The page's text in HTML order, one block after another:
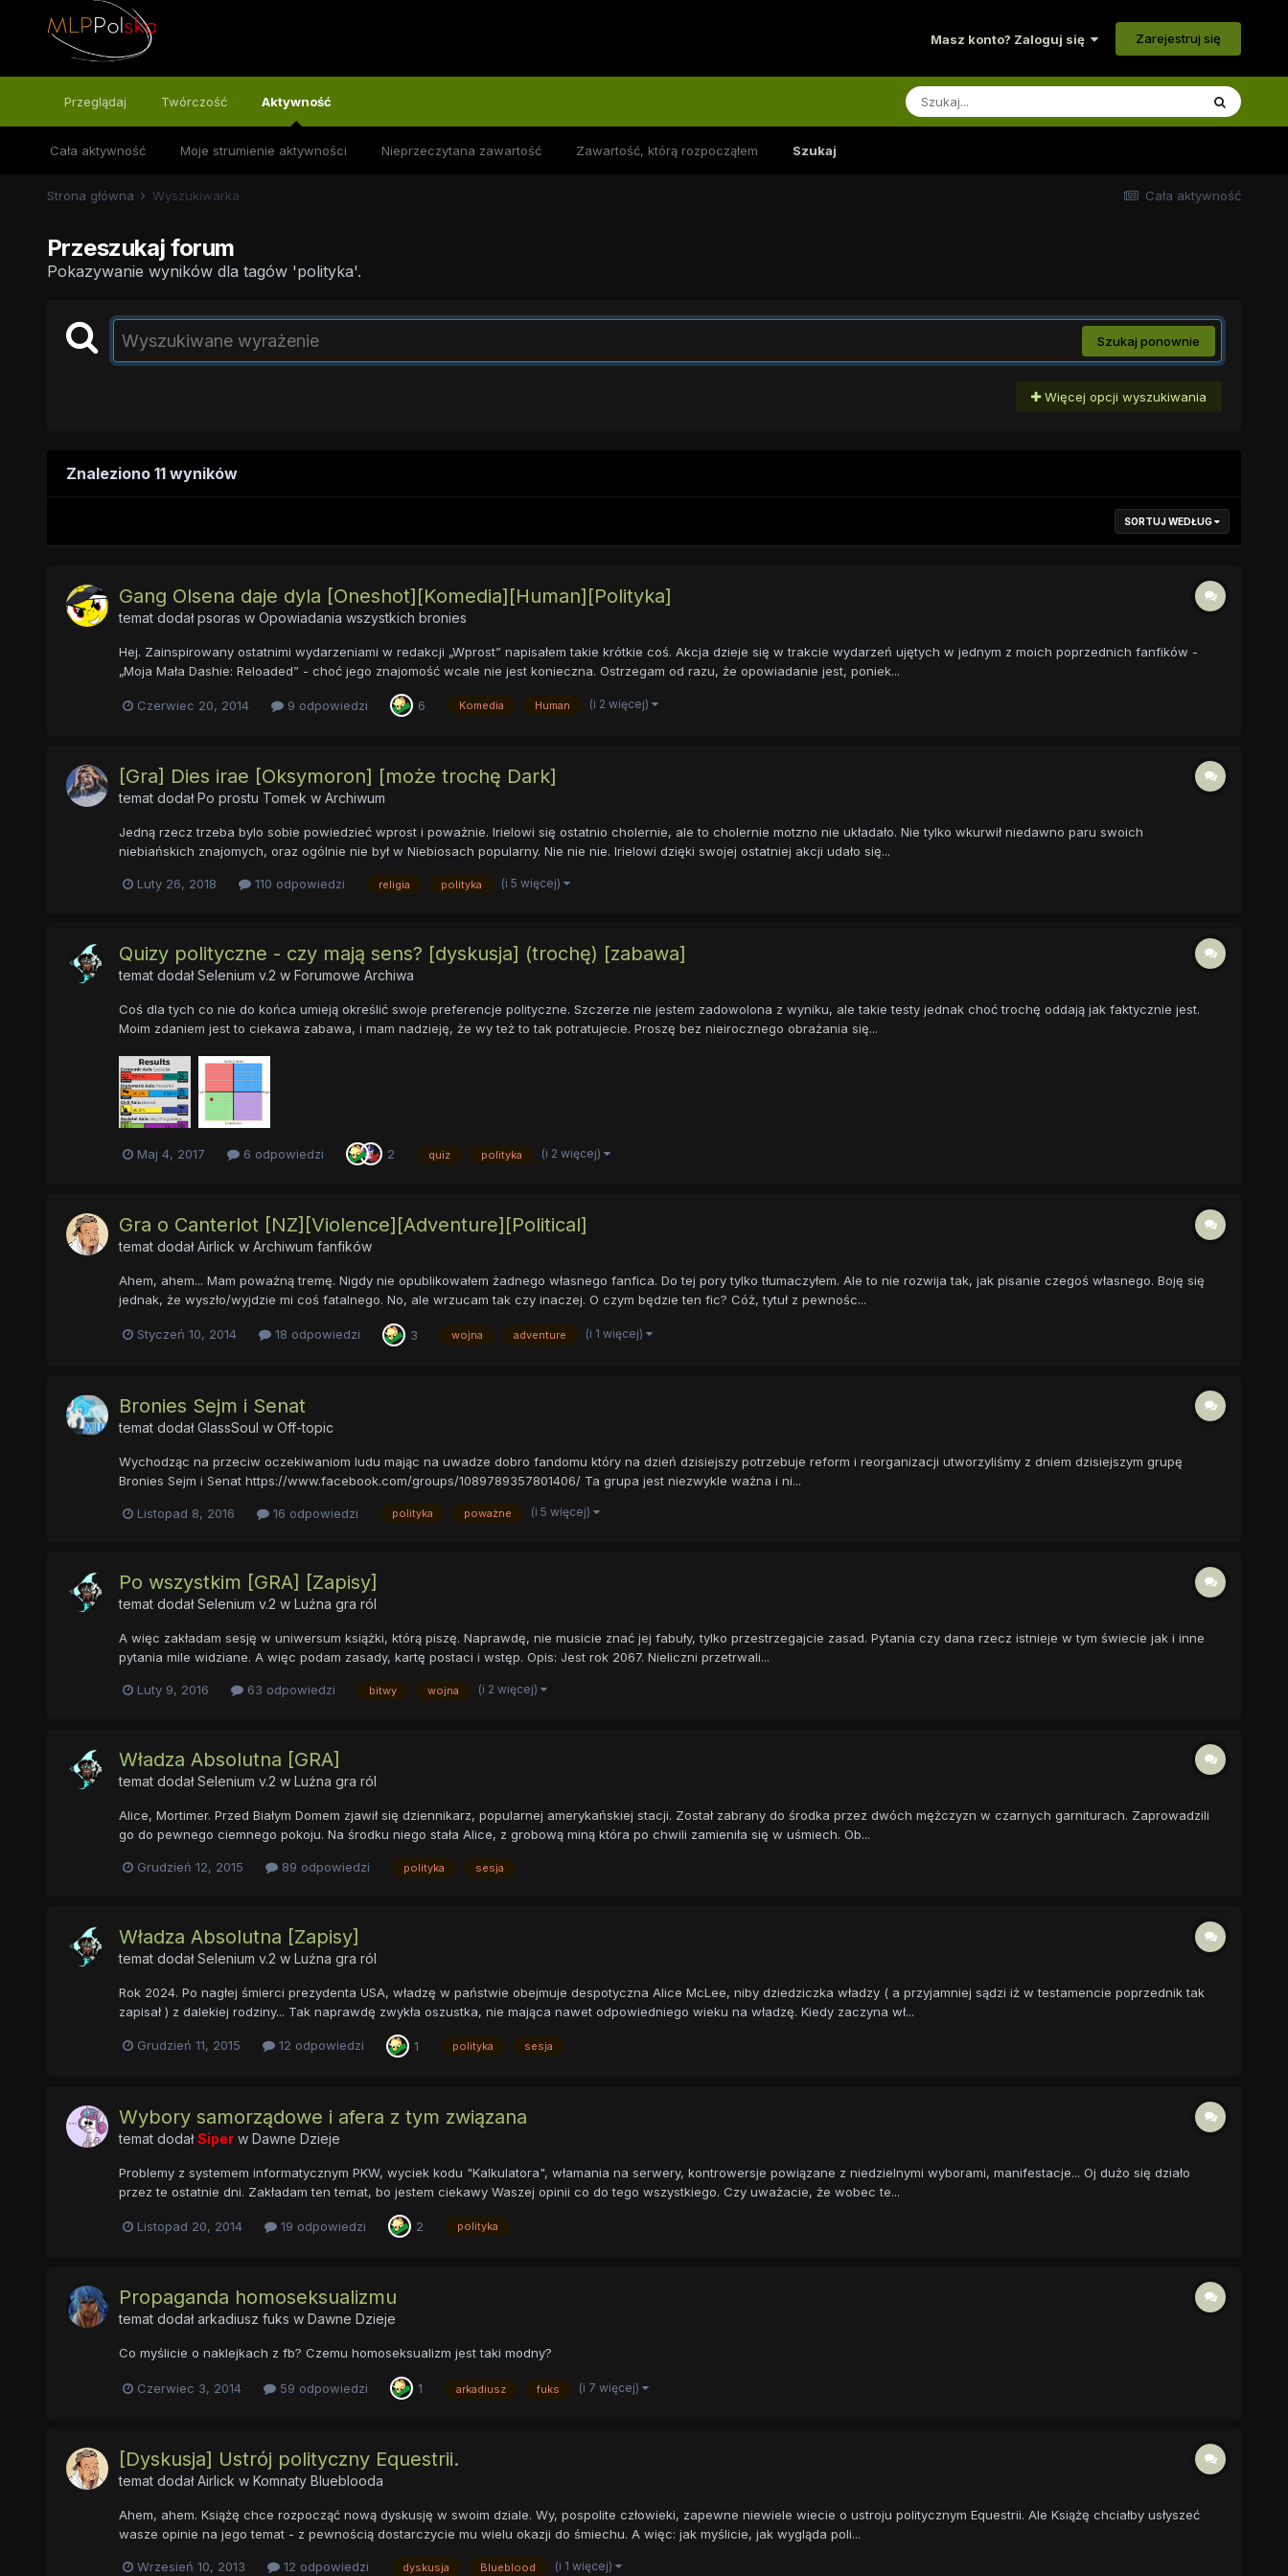
Masz konto? Zaloguj się Zarejestruj się
Przeglądaj Twórczość Aktywność
Cała aktywność Moje strumienie aktywności Nieprzeczytana zawartość Zawartość, którą rozpocząłem Szukaj
Cała aktywność
Strona główna Wyszukiwarka
Przeszukaj forum
Pokazywanie wyników dla tagów 'polityka'.
Szukaj ponownie
Więcej opcji wyszukiwania
Znaleziono 11 wyników
SORTUJ WEDŁUG
Gang Olsena daje dyla [Oneshot][Komedia][Human][Polityka]
temat dodałpsoras w Opowiadania wszystkich bronies
Hej. Zainspirowany ostatnimi wydarzeniami w redakcji „Wprost” napisałem takie krótkie coś. Akcja dzieje się w trakcie wydarzeń ujętych w jednym z moich poprzednich fanfików -
„Moja Mała Dashie: Reloaded” - choć jego znajomość wcale nie jest konieczna. Ostrzegam od razu, że opowiadanie jest, poniek...
Czerwiec 20, 2014 9 odpowiedzi 6 Komedia Human (i 2 więcej)
[Gra] Dies irae [Oksymoron] [może trochę Dark]
temat dodałPo prostu Tomek w Archiwum
Jedną rzecz trzeba bylo sobie powiedzieć wprost i poważnie. Irielowi się ostatnio cholernie, ale to cholernie motzno nie układało. Nie tylko wkurwił niedawno paru swoich
niebiańskich znajomych, oraz ogólnie nie był w Niebiosach popularny. Nie nie nie. Irielowi dzięki swojej ostatniej akcji udało się...
Luty 26, 2018 110 odpowiedzi religia polityka (i 5 więcej)
Quizy polityczne - czy mają sens? [dyskusja] (trochę) [zabawa]
temat dodałSelenium v.2 w Forumowe Archiwa
Coś dla tych co nie do końca umieją określić swoje preferencje polityczne. Szczerze nie jestem zadowolona z wyniku, ale takie testy jednak choć trochę oddają jak faktycznie jest.
Moim zdaniem jest to ciekawa zabawa, i mam nadzieję, że wy też to tak potratujecie. Proszę bez nieirocznego obrażania się...
Maj 4, 2017 6 odpowiedzi 2 quiz polityka (i 2 więcej)
Gra o Canterlot [NZ][Violence][Adventure][Political]
temat dodałAirlick w Archiwum fanfików
Ahem, ahem... Mam poważną tremę. Nigdy nie opublikowałem żadnego własnego fanfica. Do tej pory tylko tłumaczyłem. Ale to nie rozwija tak, jak pisanie czegoś własnego. Boję się
jednak, że wyszło/wyjdzie mi coś fatalnego. No, ale wrzucam tak czy inaczej. O czym będzie ten fic? Cóż, tytuł z pewnośc...
Styczeń 10, 2014 18 odpowiedzi 3 wojna adventure (i 1 więcej)
Bronies Sejm i Senat
temat dodałGlassSoul w Off-topic
Wychodząc na przeciw oczekiwaniom ludu mając na uwadze dobro fandomu który na dzień dzisiejszy potrzebuje reform i reorganizacji utworzyliśmy z dniem dzisiejszym grupę
Bronies Sejm i Senat https://www.facebook.com/groups/1089789357801406/ Ta grupa jest niezwykle ważna i ni...
Listopad 8, 2016 16 odpowiedzi polityka poważne (i 5 więcej)
Po wszystkim [GRA] [Zapisy]
temat dodałSelenium v.2 w Luźna gra ról
A więc zakładam sesję w uniwersum książki, którą piszę. Naprawdę, nie musicie znać jej fabuły, tylko przestrzegajcie zasad. Pytania czy dana rzecz istnieje w tym świecie jak i inne
pytania mile widziane. A więc podam zasady, kartę postaci i wstęp. Opis: Jest rok 2067. Nieliczni przetrwali...
Luty 9, 2016 63 odpowiedzi bitwy wojna (i 2 więcej)
Władza Absolutna [GRA]
temat dodałSelenium v.2 w Luźna gra ról
Alice, Mortimer. Przed Białym Domem zjawił się dziennikarz, popularnej amerykańskiej stacji. Został zabrany do środka przez dwóch mężczyzn w czarnych garniturach. Zaprowadzili
go do pewnego ciemnego pokoju. Na środku niego stała Alice, z grobową miną która po chwili zamieniła się w uśmiech. Ob...
Grudzień 12, 2015 89 odpowiedzi polityka sesja
Władza Absolutna [Zapisy]
temat dodałSelenium v.2 w Luźna gra ról
Rok 2024. Po nagłej śmierci prezydenta USA, władzę w państwie obejmuje despotyczna Alice McLee, niby dziedziczka władzy ( a przyjamniej sądzi iż w testamencie poprzednik tak
zapisał ) z dalekiej rodziny... Tak naprawdę zwykła oszustka, nie mająca nawet odpowiedniego wieku na władzę. Kiedy zaczyna wł...
Grudzień 11, 2015 12 odpowiedzi 1 polityka sesja
Wybory samorządowe i afera z tym związana
temat dodałSiperw Dawne Dzieje
Problemy z systemem informatycznym PKW, wyciek kodu "Kalkulatora", włamania na serwery, kontrowersje powiązane z niedzielnymi wyborami, manifestacje... Oj dużo się działo
przez te ostatnie dni. Zakładam ten temat, bo jestem ciekawy Waszej opinii co do tego wszystkiego. Czy uważacie, że wobec te...
Listopad 20, 2014 19 odpowiedzi 2 polityka
Propaganda homoseksualizmu
temat dodałarkadiusz fuks w Dawne Dzieje
Co myślicie o naklejkach z fb? Czemu homoseksualizm jest taki modny?
Czerwiec 3, 2014 59 odpowiedzi 1 arkadiusz fuks (i 7 więcej)
[Dyskusja] Ustrój polityczny Equestrii.
temat dodałAirlick w Komnaty Blueblooda
Ahem, ahem. Książę chce rozpocząć nową dyskusję w swoim dziale. Wy, pospolite człowieki, zapewne niewiele wiecie o ustroju politycznym Equestrii. Ale Książę chciałby usłyszeć
wasze opinie na jego temat - z pewnością dostarczycie mu wielu okazji do śmiechu. A więc: jak myślicie, jak wygląda poli...
Wrzesień 10, 2013 12 odpowiedzi dyskusja Blueblood (i 1 więcej)